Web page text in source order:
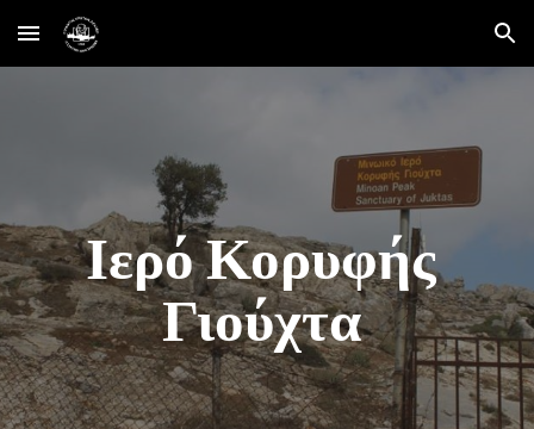
Skip to main content Skip to navigation
Ιερό Κορυφής
Γιούχτα